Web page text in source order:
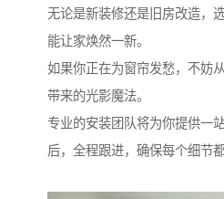
无论是新装修还是旧房改造，
能让家焕然一新。
如果你正在为窗帘发愁，不妨
带来的光影魔法。
专业的安装团队将为你提供一
后，全程跟进，确保每个细节